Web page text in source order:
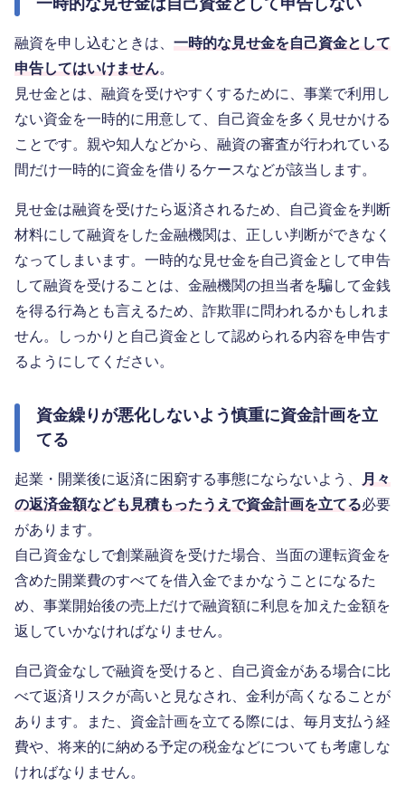
融資を申し込むときは、 一時的な見せ金を自己資金として
申告してはいけません。
見せ金とは、融資を受けやすくするために、事業で利用し
ない資金を一時的に用意して、自己資金を多く見せかける
ことです。親や知人などから、融資の審査が行われている
間だけ一時的に資金を借りるケースなどが該当します。
見せ金は融資を受けたら返済されるため、自己資金を判断
材料にして融資をした金融機関は、正しい判断ができなく
なってしまいます。一時的な見せ金を自己資金として申告
して融資を受けることは、金融機関の担当者を騙して金銭
を得る行為とも言えるため、詐欺罪に問われるかもしれま
せん。しっかりと自己資金として認められる内容を申告す
るようにしてください。
資金繰りが悪化しないよう慎重に資金計画を立
てる
起業・開業後に返済に困窮する事態にならないよう、
月々
の返済金額なども見積もったうえで資金計画を立てる必要
があります。
自己資金なしで創業融資を受けた場合、当面の運転資金を
含めた開業費のすべてを借入金でまかなうことになるた
め、事業開始後の売上だけで融資額に利息を加えた金額を
返していかなければなりません。
自己資金なしで融資を受けると、自己資金がある場合に比
べて返済リスクが高いと見なされ、金利が高くなることが
あります。また、資金計画を立てる際には、毎月支払う経
費や、将来的に納める予定の税金などについても考慮しな
ければなりません。